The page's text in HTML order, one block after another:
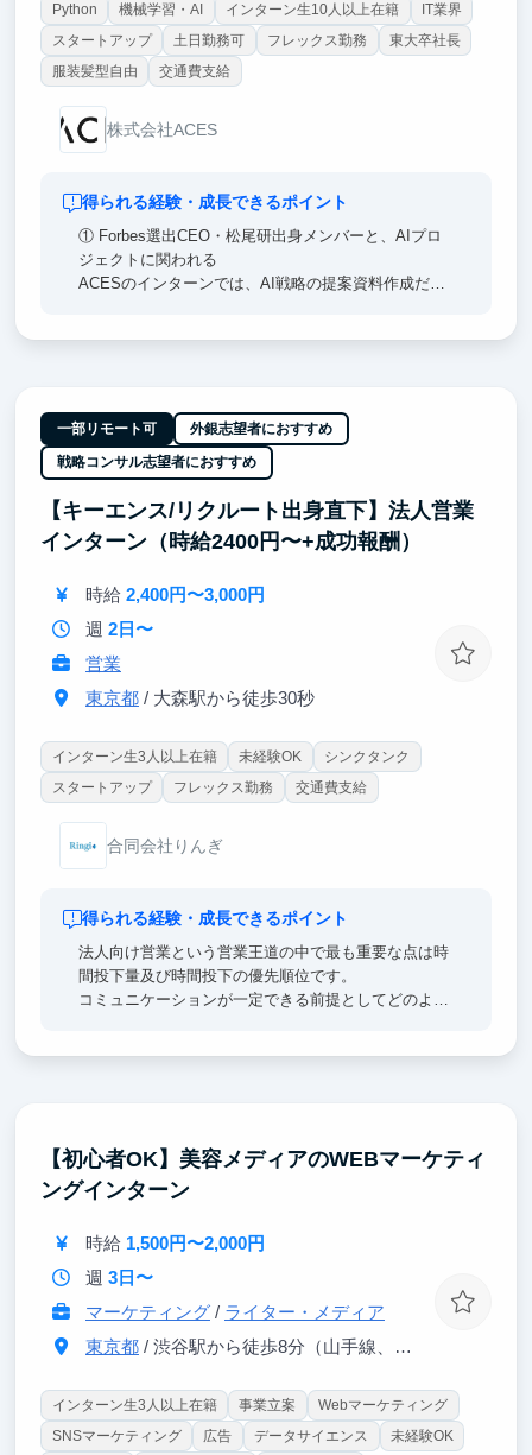
Python 機械学習・AI インターン生10人以上在籍
IT業界
スタートアップ
土日勤務可 フレックス勤務
東大卒社長
服装髪型自由
交通費支給
株式会社ACES
得られる経験・成長できるポイント
① Forbes選出CEO・松尾研出身メンバーと、AIプロ
ジェクトに関われる
ACESのインターンでは、AI戦略の提案資料作成だけ
電通・SOMPO・テレビ東京など、大手企業のDXプロ
ジェクトにチームの一員として関わる機会がありま
す。
③ インターン経験を起点に、多様なキャリアへ進ん
だメンバーもいます。どんな道を選んでも活きる経験
一部リモート可 外銀志望者におすすめ
戦略コンサル志望者におすすめ
【キーエンス/リクルート出身直下】法人営業
インターン（時給2400円〜+成功報酬）
時給 2,400円〜3,000円
週 2日〜
営業
東京都/ 大森駅から徒歩30秒
インターン生3人以上在籍 未経験OK
シンクタンク
スタートアップ
フレックス勤務 交通費支給
合同会社りんぎ
得られる経験・成長できるポイント
法人向け営業という営業王道の中で最も重要な点は時
間投下量及び時間投下の優先順位です。
コミュニケーションが一定できる前提としてどのよう
【初心者OK】美容メディアのWEBマーケティ
ングインターン
時給 1,500円〜2,000円
週 3日〜
マーケティング/ ライター・メディア
東京都/ 渋谷駅から徒歩8分（山手線、埼京線、銀座線、半蔵門線、ほか）
インターン生3人以上在籍 事業立案
Webマーケティング
SNSマーケティング
広告 データサイエンス 未経験OK